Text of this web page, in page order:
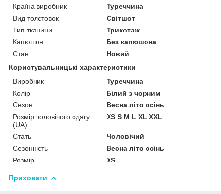
Країна виробник
Туреччина
Вид толстовок
Світшот
Тип тканини
Трикотаж
Капюшон
Без капюшона
Стан
Новий
Користувальницькі характеристики
Виробник
Туреччина
Колір
Білий з чорним
Сезон
Весна літо осінь
Розмір чоловічого одягу
(UA)
XS S M L XL XXL
Стать
Чоловічий
Сезонність
Весна літо осінь
Розмір
XS
Приховати